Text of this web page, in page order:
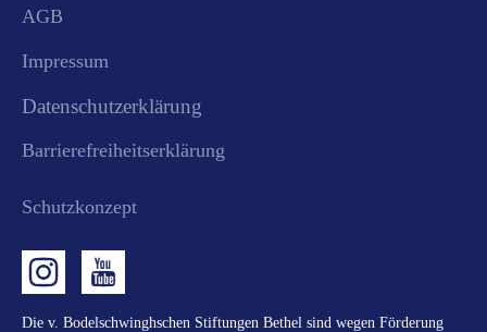
AGB
Impressum
Datenschutzerklärung
Barrierefreiheitserklärung
Schutzkonzept
Die v. Bodelschwinghschen Stiftungen Bethel sind wegen Förderung